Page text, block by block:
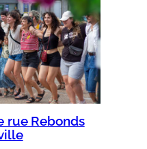
rue Rebonds